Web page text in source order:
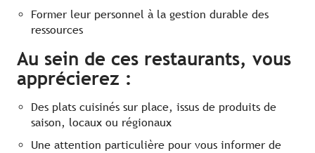
Former leur personnel à la gestion durable des
ressources
Au sein de ces restaurants, vous
apprécierez :
Des plats cuisinés sur place, issus de produits de
saison, locaux ou régionaux
Une attention particulière pour vous informer de